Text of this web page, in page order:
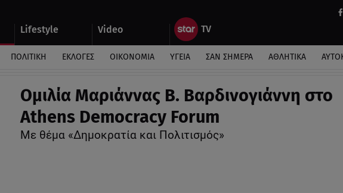
Lifestyle Video
ΠΟΛΙΤΙΚΗ ΕΚΛΟΓΕΣ ΟΙΚΟΝΟΜΙΑ ΥΓΕΙΑ ΣΑΝ ΣΗΜΕΡΑ ΑΘΛΗΤΙΚΑ
Ομιλία Μαριάννας Β. Βαρδινογιάννη στο
Athens Democracy Forum
Με θέμα «Δημοκρατία και Πολιτισμός»